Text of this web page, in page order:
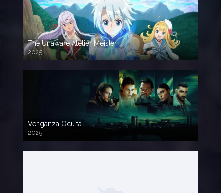
The Unaware Atelier Meister
2025
Venganza Oculta
2025